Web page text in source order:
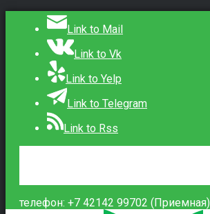
Link to Mail
Link to Vk
Link to Yelp
Link to Telegram
Link to Rss
телефон: +7 42142 99702 (Приемная)